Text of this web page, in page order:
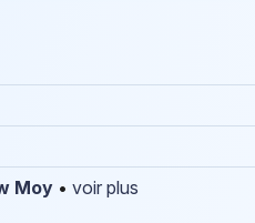
Moy • voir plus